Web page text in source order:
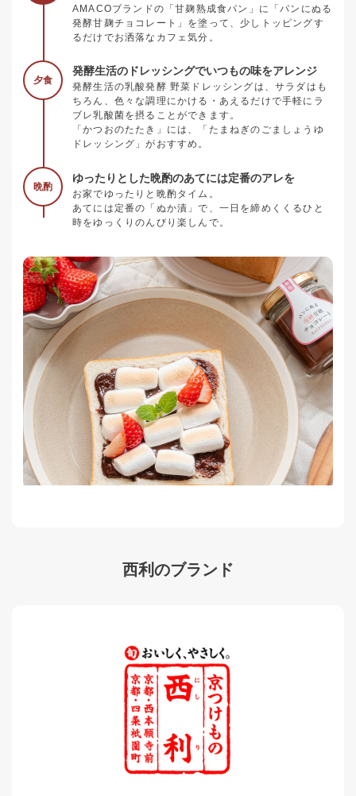
AMACOブランドの「甘麹熟成食パン」に「パンにぬる
発酵甘麹チョコレート」を塗って、少しトッピングす
るだけでお洒落なカフェ気分。
夕食
発酵生活のドレッシングでいつもの味をアレンジ
発酵生活の乳酸発酵 野菜ドレッシングは、サラダはも
ちろん、色々な調理にかける・あえるだけで手軽にラ
ブレ乳酸菌を摂ることができます。
「かつおのたたき」には、「たまねぎのごましょうゆ
ドレッシング」がおすすめ。
晩酌
ゆったりとした晩酌のあてには定番のアレを
お家でゆったりと晩酌タイム。
あてには定番の「ぬか漬」で、一日を締めくくるひと
時をゆっくりのんびり楽しんで。
西利のブランド